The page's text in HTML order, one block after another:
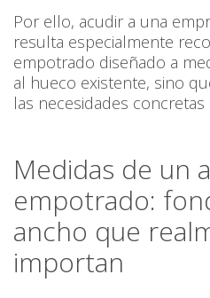
Por ello, acudir a una
resulta especialmente
empotrado diseñado a
al hueco existente, sino
las necesidades concretas
Medidas de un
empotrado:
ancho que
importan